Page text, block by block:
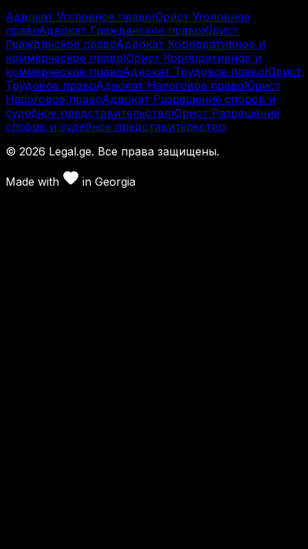
Адвокат Уголовное правоЮрист Уголовное
правоАдвокат Гражданское правоЮрист
Гражданское правоАдвокат Корпоративное и
коммерческое правоЮрист Корпоративное и
коммерческое правоАдвокат Трудовое правоЮрист
Трудовое правоАдвокат Налоговое правоЮрист
Налоговое правоАдвокат Разрешение споров и
судебное представительствоЮрист Разрешение
споров и судебное представительство
© 2026 Legal.ge. Все права защищены.
Made with in Georgia